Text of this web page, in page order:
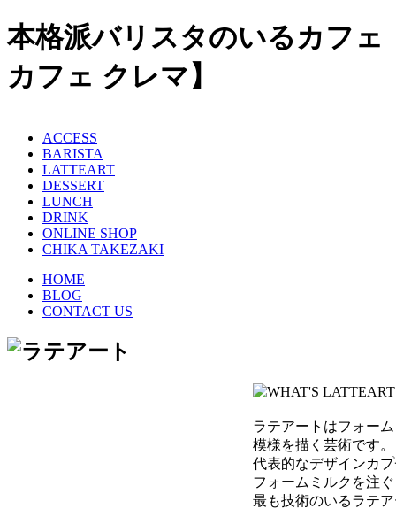
本格派バリスタのいるカフ
カフェ クレマ】
ACCESS
BARISTA
LATTEART
DESSERT
LUNCH
DRINK
ONLINE SHOP
CHIKA TAKEZAKI
HOME
BLOG
CONTACT US
ラテアートはフォー
模様を描く芸術です。
代表的なデザインカ
フォームミルクを注
最も技術のいるラテ